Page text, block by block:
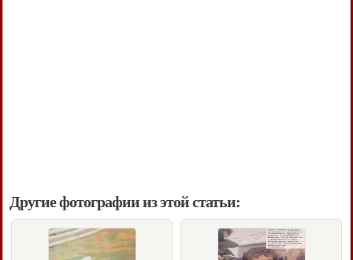
Другие фотографии из этой статьи: